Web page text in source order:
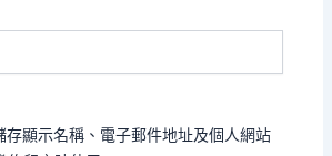
存顯示名稱、電子郵件地址及個人網站